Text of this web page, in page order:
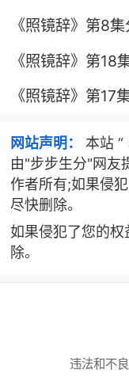
《照镜辞》第8
《照镜辞》第18
《照镜辞》第17
网站声明：
本站 “
由"步步生分"网友
作者所有;如果侵
尽快删除。
如果侵犯了您的权
除。
违法和不